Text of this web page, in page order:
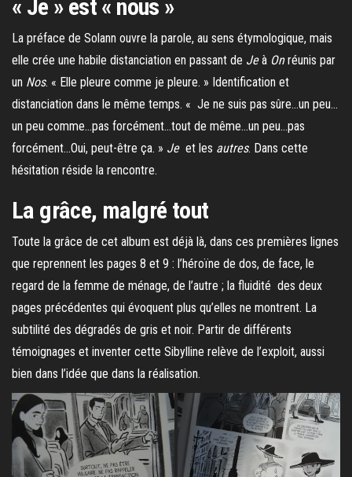
« Je » est « nous »
La préface de Solann ouvre la parole, au sens étymologique, mais
elle crée une habile distanciation en passant de Jeà Onréunis par
un Nos. « Elle pleure comme je pleure. » Identification et
distanciation dans le même temps. « Je ne suis pas sûre…un peu…
un peu comme…pas forcément…tout de même…un peu…pas
forcément…Oui, peut-être ça. » Je et les autres. Dans cette
hésitation réside la rencontre.
La grâce, malgré tout
Toute la grâce de cet album est déjà là, dans ces premières lignes
que reprennent les pages 8 et 9 : l’héroïne de dos, de face, le
regard de la femme de ménage, de l’autre ; la fluidité des deux
pages précédentes qui évoquent plus qu’elles ne montrent. La
subtilité des dégradés de gris et noir. Partir de différents
témoignages et inventer cette Sibylline relève de l’exploit, aussi
bien dans l’idée que dans la réalisation.